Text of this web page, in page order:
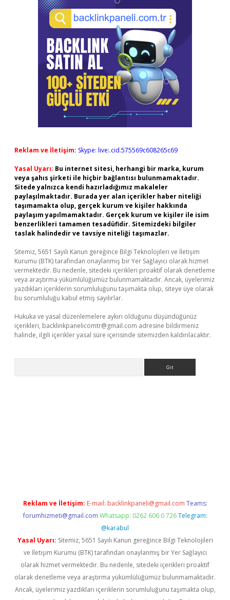
Reklam ve İletişim: Skype: live:.cid.575569c608265c69
Yasal Uyarı: Bu internet sitesi, herhangi bir marka, kurum
veya şahıs şirketi ile hiçbir bağlantısı bulunmamaktadır.
Sitede yalnızca kendi hazırladığımız makaleler
paylaşılmaktadır. Burada yer alan içerikler haber niteliği
taşımamakta olup, gerçek kurum ve kişiler hakkında
paylaşım yapılmamaktadır. Gerçek kurum ve kişiler ile isim
benzerlikleri tamamen tesadüfidir. Sitemizdeki bilgiler
taslak halindedir ve tavsiye niteliği taşımazlar.
Sitemiz, 5651 Sayılı Kanun gereğince Bilgi Teknolojileri ve İletişim
Kurumu (BTK) tarafından onaylanmış bir Yer Sağlayıcı olarak hizmet
vermektedir. Bu nedenle, sitedeki içerikleri proaktif olarak denetleme
veya araştırma yükümlülüğümüz bulunmamaktadır. Ancak, üyelerimiz
yazdıkları içeriklerin sorumluluğunu taşımakta olup, siteye üye olarak
bu sorumluluğu kabul etmiş sayılırlar.
Hukuka ve yasal düzenlemelere aykırı olduğunu düşündüğünüz
içerikleri, backlinkpanelicomtr@gmail.com adresine bildirmeniz
halinde, ilgili içerikler yasal süre içerisinde sitemizden kaldırılacaktır.
Reklam ve İletişim: E-mail: backlinkpaneli@gmail.com Teams:
forumhizmeti@gmail.com Whatsapp: 0262 606 0 726 Telegram:
@karabul
Yasal Uyarı: Sitemiz, 5651 Sayılı Kanun gereğince Bilgi Teknolojileri
ve İletişim Kurumu (BTK) tarafından onaylanmış bir Yer Sağlayıcı
olarak hizmet vermektedir. Bu nedenle, sitedeki içerikleri proaktif
olarak denetleme veya araştırma yükümlülüğümüz bulunmamaktadır.
Ancak, üyelerimiz yazdıkları içeriklerin sorumluluğunu taşımakta olup,